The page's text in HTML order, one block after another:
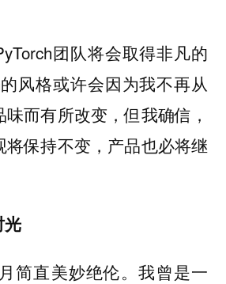
团队将会取得非凡的
风格或许会因为我不再从
而有所改变，但我确信，
将保持不变，产品也必将继
光
简直美妙绝伦。我曾是一